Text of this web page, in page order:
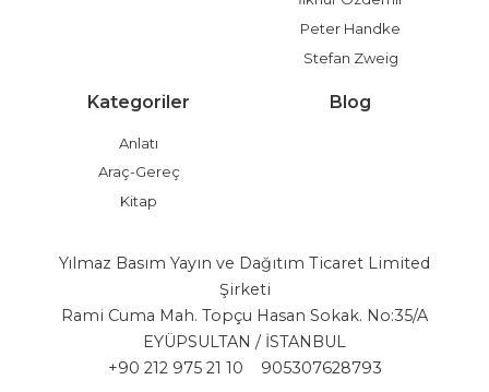
Peter Handke
Stefan Zweig
Kategoriler
Anlatı
Araç-Gereç
Kitap
Blog
Yılmaz Basım Yayın ve Dağıtım Ticaret Limited
Şirketi
Rami Cuma Mah. Topçu Hasan Sokak. No:35/A
EYÜPSULTAN / İSTANBUL
+90 212 975 21 10
905307628793